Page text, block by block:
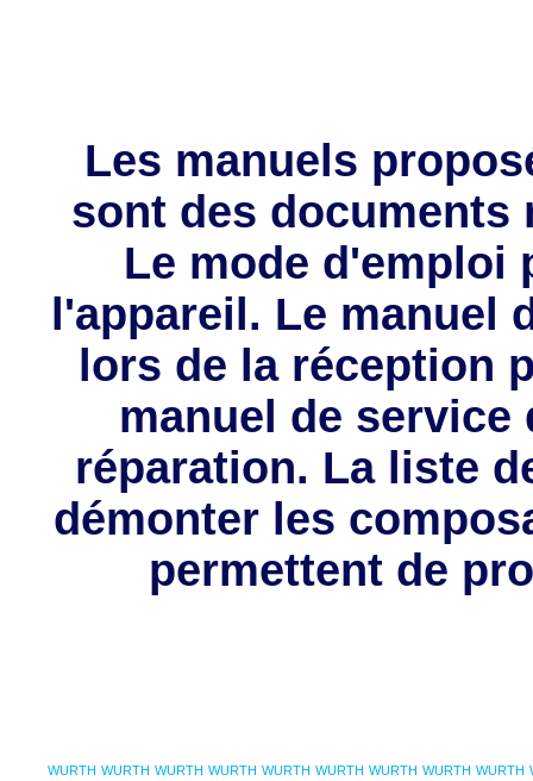
Les manuels
sont des documents
Le mode d'emploi
l'appareil. Le manuel
lors de la réception
manuel de
réparation. La liste
démonter les
permettent de
WURTH WURTH WURTH WURTH WURTH WURTH WURTH WURTH WURTH